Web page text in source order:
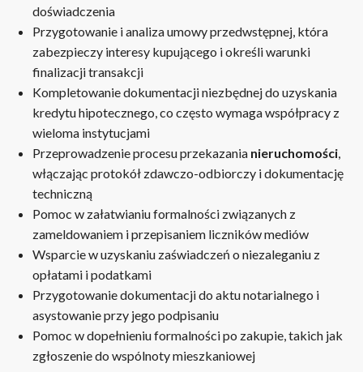
doświadczenia
Przygotowanie i analiza umowy przedwstępnej, która
zabezpieczy interesy kupującego i określi warunki
finalizacji transakcji
Kompletowanie dokumentacji niezbędnej do uzyskania
kredytu hipotecznego, co często wymaga współpracy z
wieloma instytucjami
Przeprowadzenie procesu przekazania nieruchomości,
włączając protokół zdawczo-odbiorczy i dokumentację
techniczną
Pomoc w załatwianiu formalności związanych z
zameldowaniem i przepisaniem liczników mediów
Wsparcie w uzyskaniu zaświadczeń o niezaleganiu z
opłatami i podatkami
Przygotowanie dokumentacji do aktu notarialnego i
asystowanie przy jego podpisaniu
Pomoc w dopełnieniu formalności po zakupie, takich jak
zgłoszenie do wspólnoty mieszkaniowej